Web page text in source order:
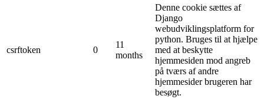
csrftoken 0
11
months
Denne cookie sættes af
Django
webudviklingsplatform for
python. Bruges til at hjælpe
med at beskytte
hjemmesiden mod angreb
på tværs af andre
hjemmesider brugeren har
besøgt.